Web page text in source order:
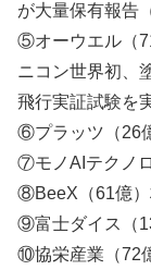
が大量保有報告
⑤オーウエル（
ニコン世界初、
飛行実証試験を
⑥プラッツ（26
⑦モノAIテクノ
⑧BeeX（61億）
⑨富士ダイス（
⑩協栄産業（72